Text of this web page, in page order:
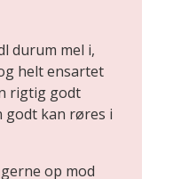
durum mel i,
helt ensartet
rigtig godt
godt kan røres i
op mod